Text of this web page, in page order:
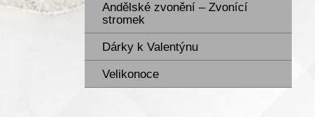
Andělské zvonění – Zvonící
stromek
Dárky k Valentýnu
Velikonoce